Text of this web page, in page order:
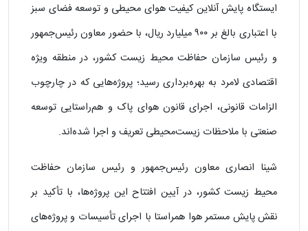
ایستگاه پایش آنلاین کیفیت هوای محیطی و توسعه فضای سبز
با اعتباری بالغ بر ۹۰۰ میلیارد ریال، با حضور معاون رئیس‌جمهور
و رئیس سازمان حفاظت محیط زیست کشور، در منطقه ویژه
اقتصادی لامرد به بهره‌برداری رسید؛ پروژه‌هایی که در چارچوب
الزامات قانونی، اجرای قانون هوای پاک و هم‌راستایی توسعه
صنعتی با ملاحظات زیست‌محیطی تعریف و اجرا شده‌اند.
شینا انصاری معاون رئیس‌جمهور و رئیس سازمان حفاظت
محیط زیست کشور، در آیین افتتاح این پروژه‌ها، با تأکید بر
نقش پایش مستمر هوا همراستا با اجرای تأسیسات و پروژه‌های